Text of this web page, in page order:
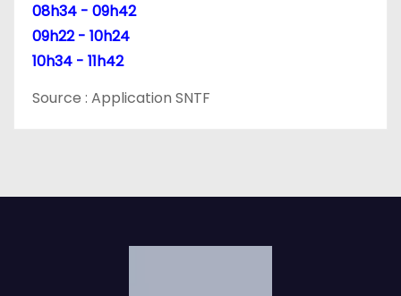
08h34 - 09h42
09h22 - 10h24
10h34 - 11h42
Source : Application SNTF